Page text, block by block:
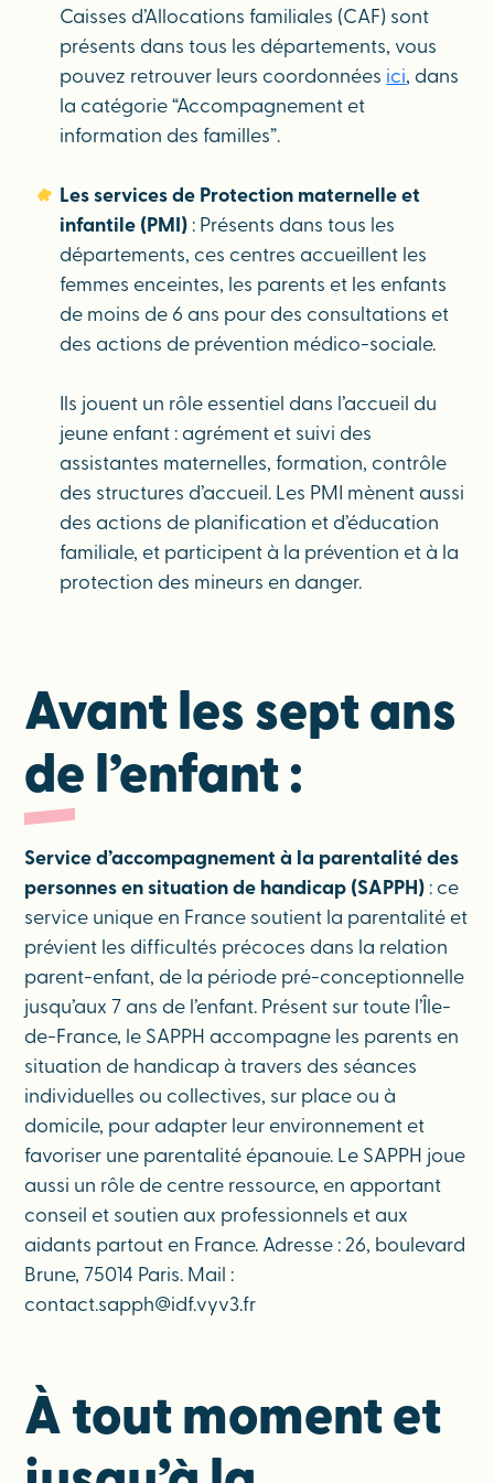
Caisses d’Allocations familiales (CAF) sont
présents dans tous les départements, vous
pouvez retrouver leurs coordonnées ici, dans
la catégorie “Accompagnement et
information des familles”.
Les services de Protection maternelle et
infantile (PMI) : Présents dans tous les
départements, ces centres accueillent les
femmes enceintes, les parents et les enfants
de moins de 6 ans pour des consultations et
des actions de prévention médico-sociale.
Ils jouent un rôle essentiel dans l’accueil du
jeune enfant : agrément et suivi des
assistantes maternelles, formation, contrôle
des structures d’accueil. Les PMI mènent aussi
des actions de planification et d’éducation
familiale, et participent à la prévention et à la
protection des mineurs en danger.
Avant les sept ans
de l’enfant :
Service d’accompagnement à la parentalité des
personnes en situation de handicap (SAPPH) : ce
service unique en France soutient la parentalité et
prévient les difficultés précoces dans la relation
parent-enfant, de la période pré-conceptionnelle
jusqu’aux 7 ans de l’enfant. Présent sur toute l’Île-
de-France, le SAPPH accompagne les parents en
situation de handicap à travers des séances
individuelles ou collectives, sur place ou à
domicile, pour adapter leur environnement et
favoriser une parentalité épanouie. Le SAPPH joue
aussi un rôle de centre ressource, en apportant
conseil et soutien aux professionnels et aux
aidants partout en France. Adresse : 26, boulevard
Brune, 75014 Paris. Mail :
contact.sapph@idf.vyv3.fr
À tout moment et